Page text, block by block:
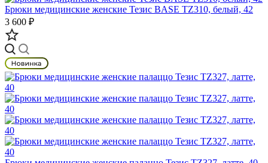
Брюки медицинские женские Тезис BASE TZ310, белый, 42
3 600 ₽